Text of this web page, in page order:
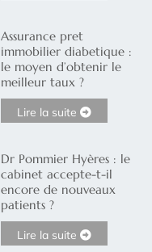
Assurance pret
immobilier diabetique :
le moyen d’obtenir le
meilleur taux ?
Lire la suite
Dr Pommier Hyères : le
cabinet accepte-t-il
encore de nouveaux
patients ?
Lire la suite